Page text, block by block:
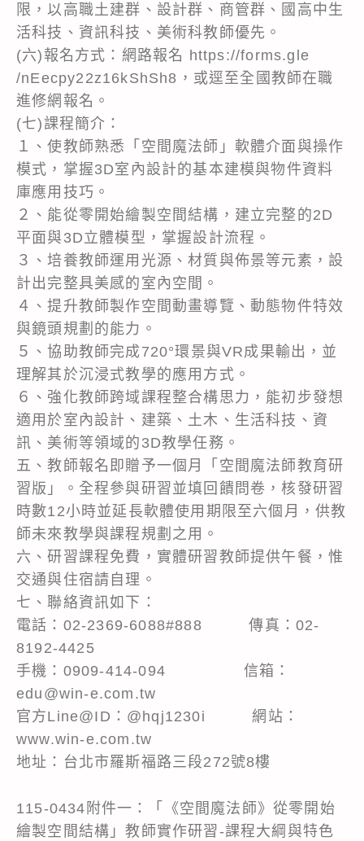
限，以高職土建群、設計群、商管群、國高中生
活科技、資訊科技、美術科教師優先。
(六)報名方式：網路報名 https://forms.gle
/nEecpy22z16kShSh8，或逕至全國教師在職
進修網報名。
(七)課程簡介：
１、使教師熟悉「空間魔法師」軟體介面與操作
模式，掌握3D室內設計的基本建模與物件資料
庫應用技巧。
２、能從零開始繪製空間結構，建立完整的2D
平面與3D立體模型，掌握設計流程。
３、培養教師運用光源、材質與佈景等元素，設
計出完整具美感的室內空間。
４、提升教師製作空間動畫導覽、動態物件特效
與鏡頭規劃的能力。
５、協助教師完成720°環景與VR成果輸出，並
理解其於沉浸式教學的應用方式。
６、強化教師跨域課程整合構思力，能初步發想
適用於室內設計、建築、土木、生活科技、資
訊、美術等領域的3D教學任務。
五、教師報名即贈予一個月「空間魔法師教育研
習版」。全程參與研習並填回饋問卷，核發研習
時數12小時並延長軟體使用期限至六個月，供教
師未來教學與課程規劃之用。
六、研習課程免費，實體研習教師提供午餐，惟
交通與住宿請自理。
七、聯絡資訊如下：
電話：02-2369-6088#888 傳真：02-
8192-4425
手機：0909-414-094 信箱：
edu@win-e.com.tw
官方Line@ID：@hqj1230i 網站：
www.win-e.com.tw
地址：台北市羅斯福路三段272號8樓
115-0434附件一：「《空間魔法師》從零開始
繪製空間結構」教師實作研習-課程大綱與特色